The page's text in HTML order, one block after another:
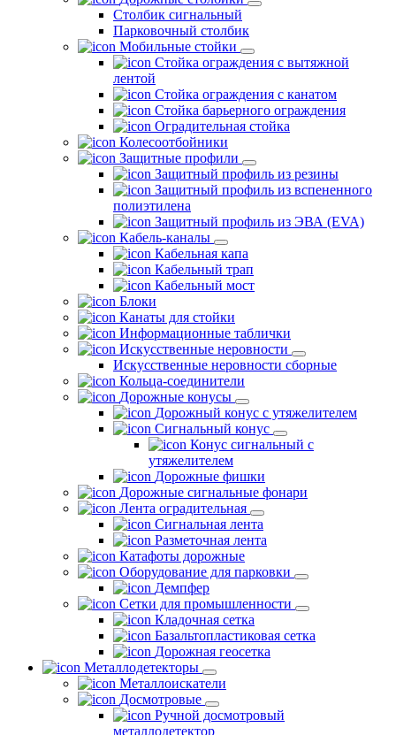
Столбик сигнальный
Парковочный столбик
Мобильные стойки
Стойка ограждения с вытяжной
лентой
Стойка ограждения с канатом
Стойка барьерного ограждения
Оградительная стойка
Колесоотбойники
Защитные профили
Защитный профиль из резины
Защитный профиль из вспененного
полиэтилена
Защитный профиль из ЭВА (EVA)
Кабель-каналы
Кабельная капа
Кабельный трап
Кабельный мост
Блоки
Канаты для стойки
Информационные таблички
Искусственные неровности
Искусственные неровности сборные
Кольца-соединители
Дорожные конусы
Дорожный конус с утяжелителем
Сигнальный конус
Конус сигнальный с
утяжелителем
Дорожные фишки
Дорожные сигнальные фонари
Лента оградительная
Сигнальная лента
Разметочная лента
Катафоты дорожные
Оборудование для парковки
Демпфер
Сетки для промышленности
Кладочная сетка
Базальтопластиковая сетка
Дорожная геосетка
Металлодетекторы
Металлоискатели
Досмотровые
Ручной досмотровый
металлодетектор